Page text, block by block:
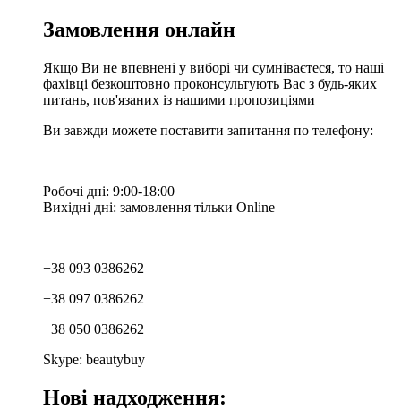
Замовлення онлайн
Якщо Ви не впевнені у виборі чи сумніваєтеся, то наші
фахівці безкоштовно проконсультують Вас з будь-яких
питань, пов'язаних із нашими пропозиціями
Ви завжди можете поставити запитання по телефону:
Робочі дні: 9:00-18:00
Вихідні дні: замовлення тільки Online
+38 093 0386262
+38 097 0386262
+38 050 0386262
Skype: beautybuy
Нові надходження: